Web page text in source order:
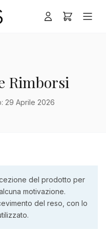
Rimborsi
29 Aprile 2026
del prodotto per
motivazione.
del reso, con lo